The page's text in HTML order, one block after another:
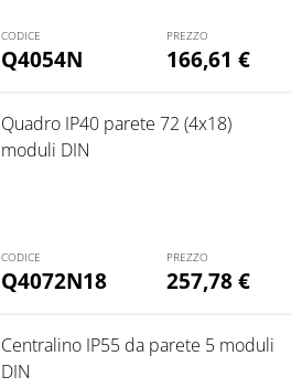
Q4054N 166,61 €
Q4072N18
Quadro IP40 parete 72 (4x18)
moduli DIN
257,78€
Centralino IP55 da parete 5 moduli
DIN